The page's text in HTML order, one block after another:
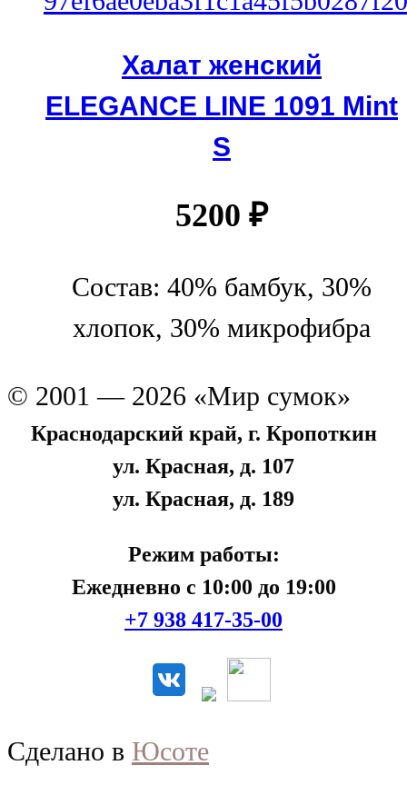
Халат женский
ELEGANCE LINE 1091 Mint
S
5200 ₽
Состав: 40% бамбук, 30%
хлопок, 30% микрофибра
© 2001 — 2026 «Мир сумок»
Краснодарский край, г. Кропоткин
ул. Красная, д. 107
ул. Красная, д. 189
Режим работы:
Ежедневно с 10:00 до 19:00
+7 938 417-35-00
Сделано в Юсоте